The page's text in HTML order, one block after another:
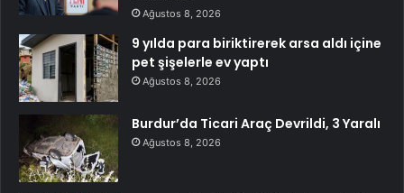
Ağustos 8, 2026
9 yılda para biriktirerek arsa aldı içine
pet şişelerle ev yaptı
Ağustos 8, 2026
Burdur’da Ticari Araç Devrildi, 3 Yaralı
Ağustos 8, 2026